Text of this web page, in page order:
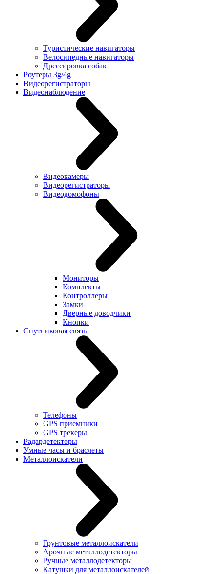
Туристические навигаторы
Велосипедные навигаторы
Дрессировка собак
Роутеры 3g/4g
Видеорегистраторы
Видеонаблюдение
Видеокамеры
Видеорегистраторы
Видеодомофоны
Мониторы
Комплекты
Контроллеры
Замки
Дверные доводчики
Кнопки
Спутниковая связь
Телефоны
GPS приемники
GPS трекеры
Радардетекторы
Умные часы и браслеты
Металлоискатели
Грунтовые металлоискатели
Арочные металлодетекторы
Ручные металлодетекторы
Катушки для металлоискателей